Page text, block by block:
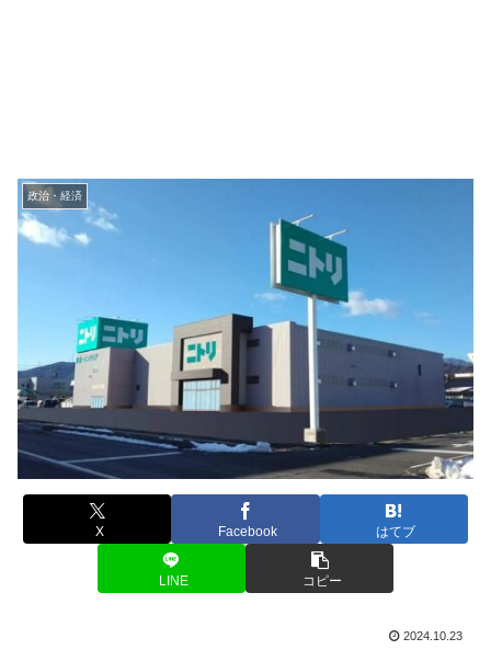
政治・経済
X Facebook はてブ
LINE コピー
2024.10.23